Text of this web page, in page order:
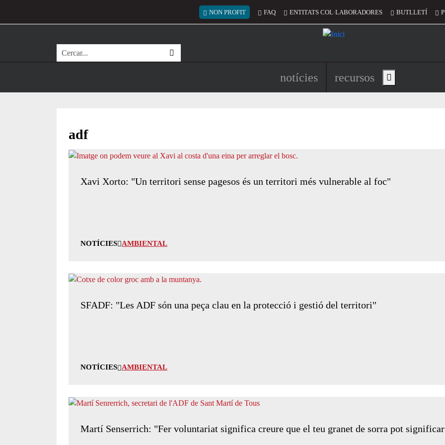
Menú del compte d'usuari
NON PROFIT FAQ ENTITATS COL·LABORADORES BUTLLETÍ
Cerca
Navegació principal de
notícies recursos Show main menu
adf
Xavi Xorto: "Un territori sense pagesos és un territori més vulnerable al foc"
NOTÍCIES AMBIENTAL
SFADF: "Les ADF són una peça clau en la protecció i gestió del territori"
NOTÍCIES AMBIENTAL
Martí Senserrich: "Fer voluntariat significa creure que el teu granet de sorra pot